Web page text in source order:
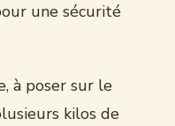
une sécurité
à poser sur le
kilos de